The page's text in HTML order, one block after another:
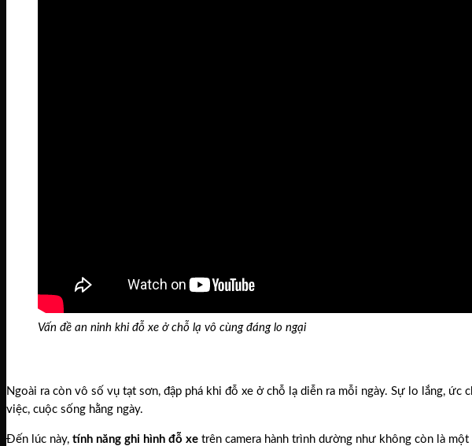
Vấn đề an ninh khi đỗ xe ở chỗ lạ vô cùng đáng lo ngại
Ngoài ra còn vô số vụ tạt sơn, đập phá khi đỗ xe ở chỗ lạ diễn ra mỗi ngày. Sự lo lắng,
việc, cuộc sống hằng ngày.
Đến lúc này, tính năng ghi hình đỗ xe trên camera hành trình dường như không còn là một